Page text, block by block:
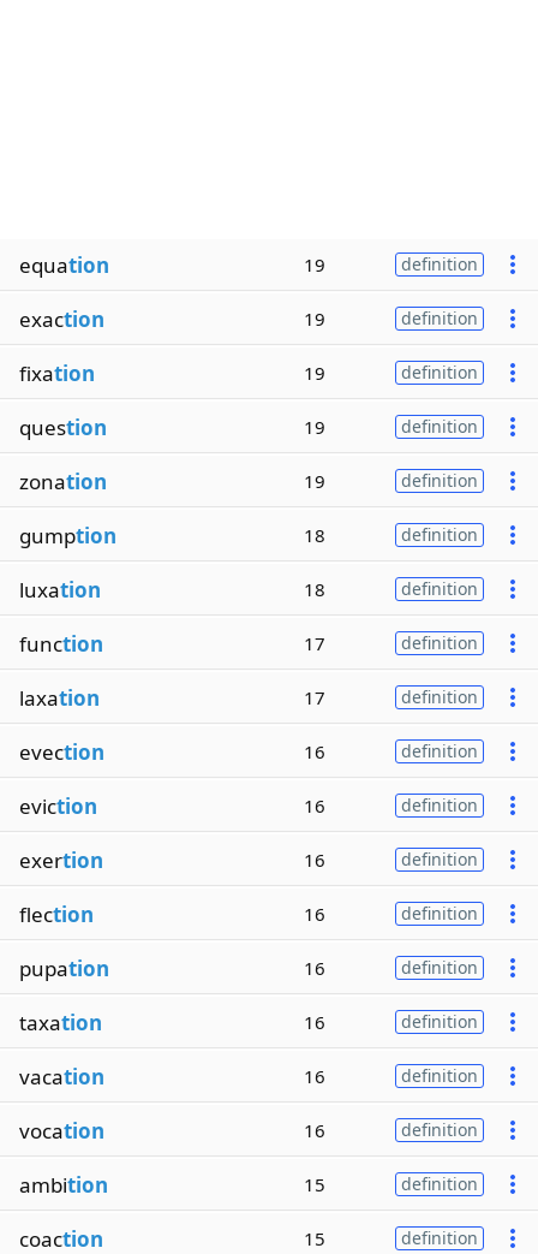
equation 19 definition
exaction 19 definition
fixation 19 definition
question 19 definition
zonation 19 definition
gumption 18 definition
luxation 18 definition
function 17 definition
laxation 17 definition
evection 16 definition
eviction 16 definition
exertion 16 definition
flection 16 definition
pupation 16 definition
taxation 16 definition
vacation 16 definition
vocation 16 definition
ambition 15 definition
coaction 15 definition